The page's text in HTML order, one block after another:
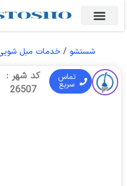
شستشو/ خدمات مبل شویی
تماس
سریع
کد شهر :
26507